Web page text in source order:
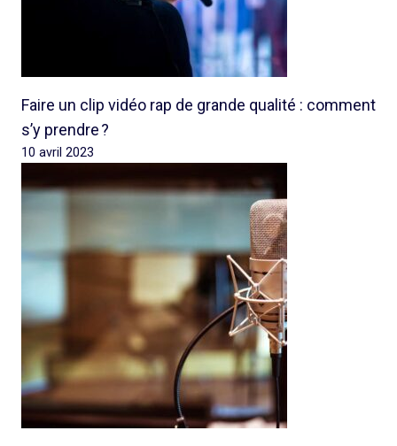
Faire un clip vidéo rap de grande qualité : comment
s’y prendre ?
10 avril 2023